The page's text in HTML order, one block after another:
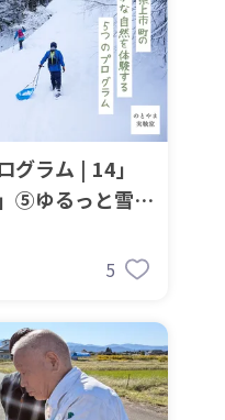
グラム | 14」
⑤ゆるっと雪歩
5